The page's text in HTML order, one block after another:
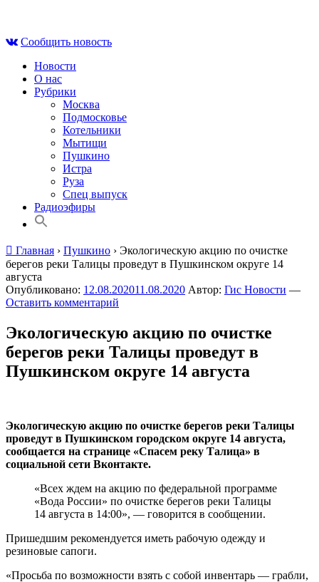
contentСообщить новость
Новости
О нас
Рубрики
Москва
Подмосковье
Котельники
Мытищи
Пушкино
Истра
Руза
Спец выпуск
Радиоэфиры
Главная › Пушкино › Экологическую акцию по очистке
берегов реки Талицы проведут в Пушкинском округе 14
августа
Опубликовано: 12.08.202011.08.2020 Автор: Гис Новости —
Оставить комментарий
Экологическую акцию по очистке
берегов реки Талицы проведут в
Пушкинском округе 14 августа
Экологическую акцию по очистке берегов реки Талицы
проведут в Пушкинском городском округе 14 августа,
сообщается на странице «Спасем реку Талица» в
социальной сети Вконтакте.
«Всех ждем на акцию по федеральной программе
«Вода России» по очистке берегов реки Талицы
14 августа в 14:00», — говорится в сообщении.
Пришедшим рекомендуется иметь рабочую одежду и
резиновые сапоги.
«Просьба по возможности взять с собой инвентарь — грабли,